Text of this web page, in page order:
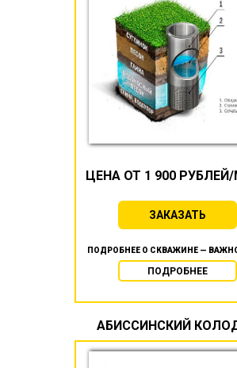
ЦЕНА ОТ 1 900
ЗАКАЗАТЬ
ПОДРОБНЕЕ О СКВАЖИНЕ —
ПОДРОБНЕЕ
АБИССИНСКИЙ